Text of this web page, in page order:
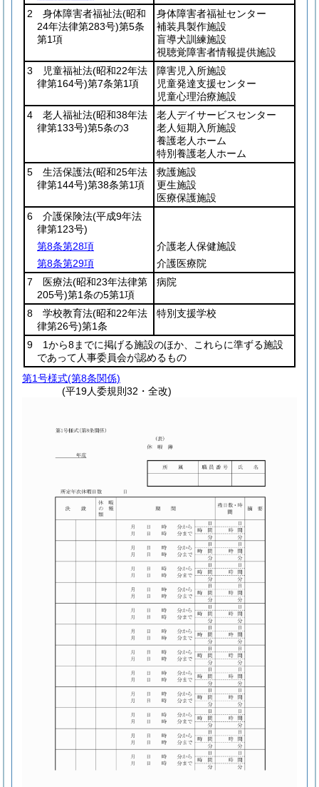
2 身体障害者福祉法(昭和
24年法律第283号)第5条
第1項
身体障害者福祉センター
補装具製作施設
盲導犬訓練施設
視聴覚障害者情報提供施設
3 児童福祉法(昭和22年法
律第164号)第7条第1項
障害児入所施設
児童発達支援センター
児童心理治療施設
4 老人福祉法(昭和38年法
律第133号)第5条の3
老人デイサービスセンター
老人短期入所施設
養護老人ホーム
特別養護老人ホーム
5 生活保護法(昭和25年法
律第144号)第38条第1項
救護施設
更生施設
医療保護施設
6 介護保険法(平成9年法
律第123号)
第8条第28項
介護老人保健施設
第8条第29項
介護医療院
7 医療法(昭和23年法律第
205号)第1条の5第1項
病院
8 学校教育法(昭和22年法
律第26号)第1条
特別支援学校
9 1から8までに掲げる施設のほか、これらに準ずる施設
であって人事委員会が認めるもの
第1号様式(第8条関係)
(平19人委規則32・全改)